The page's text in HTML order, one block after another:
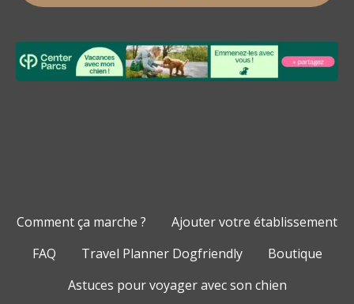
Comment ça marche ?
Ajouter votre établissement
FAQ
Travel Planner Dogfriendly
Boutique
Astuces pour voyager avec son chien